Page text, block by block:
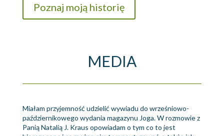
Poznaj moją historię
MEDIA
Miałam przyjemność udzielić wywiadu do wrześniowo-
październikowego wydania magazynu Joga. W rozmowie z
Panią Natalią J. Kraus opowiadam o tym co to jest